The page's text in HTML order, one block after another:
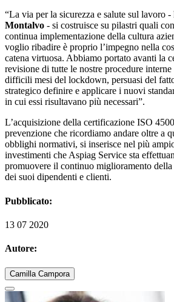
“La via per la sicurezza e salute sul lavoro -
Montalvo - si costruisce su pilastri quali
continua implementazione della cultura
voglio ribadire è proprio l’impegno nella
catena virtuosa. Abbiamo portato avanti la
revisione di tutte le nostre procedure
difficili mesi del lockdown, persuasi del
strategico definire e applicare i nuovi
in cui essi risultavano più necessari”.
L’acquisizione della certificazione ISO
prevenzione che ricordiamo andare oltre a
obblighi normativi, si inserisce nel più
investimenti che Aspiag Service sta
promuovere il continuo miglioramento della
dei suoi dipendenti e clienti.
Pubblicato:
13 07 2020
Autore:
Camilla Campora